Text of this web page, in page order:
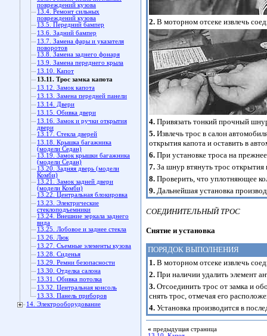
повреждений кузова
13.4. Ремонт сильных
повреждений кузова
13.5. Передний бампер
13.6. Задний бампер
13.7. Замена фары и указателя
поворотов
13.8. Замена заднего фонаря
13.9. Замена переднего крыла
13.10. Капот
13.11. Трос замка капота
13.12. Замок капота
13.13. Замена передней панели
13.14. Двери
13.15. Обивка двери
13.16. Замок и ручки открытия
двери
13.17. Стекла дверей
13.18. Крышка багажника
(модели Седан)
13.19. Замок крышки багажника
(модели Седан)
13.20. Задняя дверь (модели
Комби)
13.21. Замок задней двери
(модели Комби)
13.22. Центральная блокировка
13.23. Электрические
стеклоподъемники
13.24. Внешние зеркала заднего
вида
13.25. Лобовое и заднее стекла
13.26. Люк
13.27. Съемные элементы кузова
13.28. Сиденья
13.29. Ремни безопасности
13.30. Отделка салона
13.31. Обивка потолка
13.32. Центральная консоль
13.33. Панель приборов
14. Электрооборудование
2. В моторном отсеке извлечь
4. Привязать тонкий прочный
5. Извлечь трос в салон
открытия капота и оставить в
6. При установке троса на
7. За шнур втянуть трос открытия
8. Проверить, что уплотняющее
9. Дальнейшая установка
СОЕДИНИТЕЛЬНЫЙ ТРОС
Снятие и установка
ПОРЯДОК ВЫПОЛНЕНИЯ
1. В моторном отсеке извлечь
2. При наличии удалить элемент
3. Отсоединить трос от замка и
снять трос, отмечая его
4. Установка производится в
« предыдущая страница